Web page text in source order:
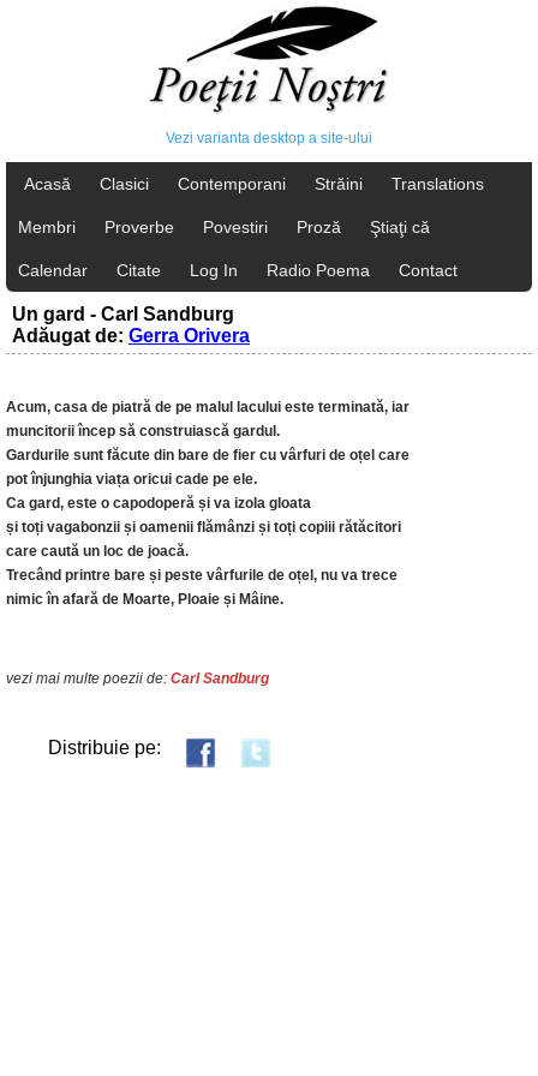
Vezi varianta desktop a site-ului
Acasă Clasici Contemporani Străini Translations
Membri Proverbe Povestiri Proză Ştiaţi că
Calendar Citate Log In Radio Poema Contact
Un gard - Carl Sandburg
Adăugat de: Gerra Orivera
Acum, casa de piatră de pe malul lacului este terminată, iar
muncitorii încep să construiască gardul.
Gardurile sunt făcute din bare de fier cu vârfuri de oțel care
pot înjunghia viața oricui cade pe ele.
Ca gard, este o capodoperă și va izola gloata
și toți vagabonzii și oamenii flămânzi și toți copiii rătăcitori
care caută un loc de joacă.
Trecând printre bare și peste vârfurile de oțel, nu va trece
nimic în afară de Moarte, Ploaie și Mâine.
vezi mai multe poezii de: Carl Sandburg
Distribuie pe: